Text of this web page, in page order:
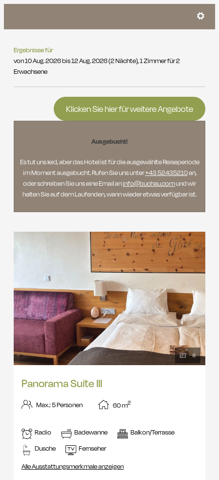
Familienresort Buchau GmbH -
Ergebnisse für
von 10 Aug. 2026 bis 12 Aug. 2026 (2 Nächte),1 Zimmerfür2
Erwachsene
Klicken Sie hier für weitere Angebote
Ausgebucht!
Es tut uns leid, aber das Hotel ist für die ausgewählte Reiseperiode
im Moment ausgebucht. Rufen Sie uns unter+43 52435210an,
oder schreiben Sie uns eine Email aninfo@buchau.comund wir
halten Sie auf dem Laufenden, wann wieder etwas verfügbar ist.
6
Panorama Suite III
Max.: 5 Personen 60m2
Radio Badewanne Balkon/Terrasse
Dusche Fernseher
Alle Ausstattungsmerkmale anzeigen